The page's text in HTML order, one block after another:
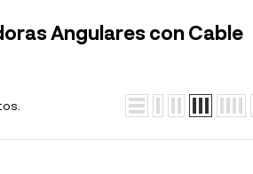
Angulares con Cable